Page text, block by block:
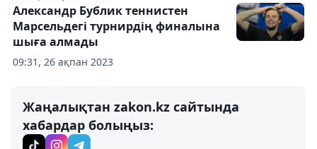
09:31, 26 ақпан 2023
Александр Бублик теннистен
Марсельдегі турнирдің финалына
шыға алмады
Жаңалықтан zakon.kz сайтында
хабардар болыңыз: